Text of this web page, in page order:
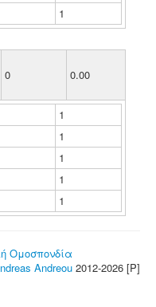
1
0 0.00
1
1
1
1
1
Ομοσπονδία
Andreou 2012-2026 [P]